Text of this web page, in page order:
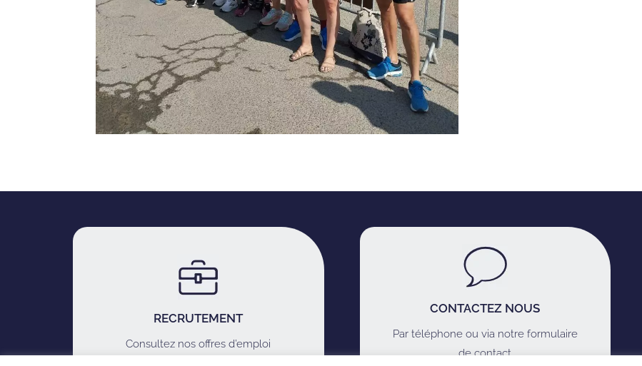
RECRUTEMENT
Consultez nos offres d’emploi
CONTACTEZ NOUS
Par téléphone ou via notre formulaire
de contact